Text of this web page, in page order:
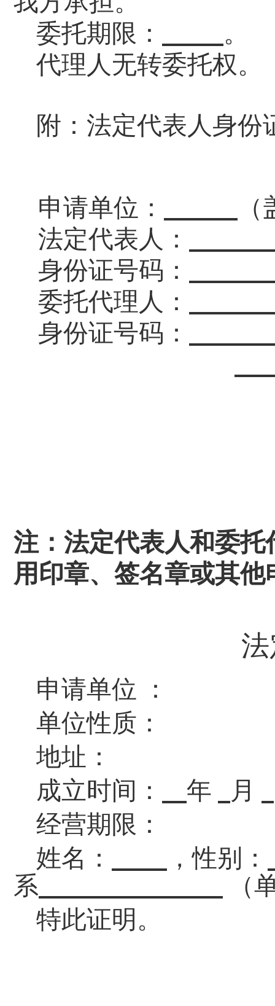
委托期限：
。
代理人无转委托权。
附：法定代表人身份
申请单位 ：
法定代表人：
身份证号码：
委托代理人：
身份证号码：
注：法定代表人和委
用印章、签名章或其
申请单位
：
单位性质：
地址：
成立时间：
年 月
经营期限：
姓名：
，性别：
系
（
特此证明。